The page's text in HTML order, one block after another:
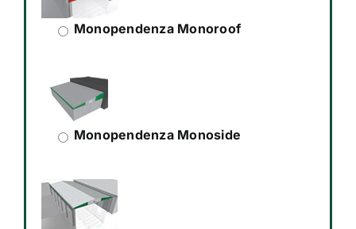
Monopendenza Monoroof
Monopendenza Monoside